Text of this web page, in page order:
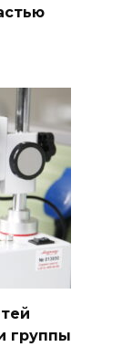
группы